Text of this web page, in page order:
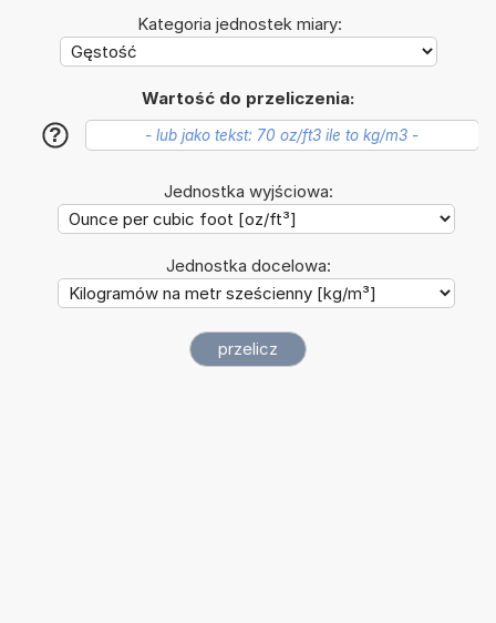
Kategoria jednostek miary:
Wartość do przeliczenia:
?
Jednostka wyjściowa:
Jednostka docelowa: